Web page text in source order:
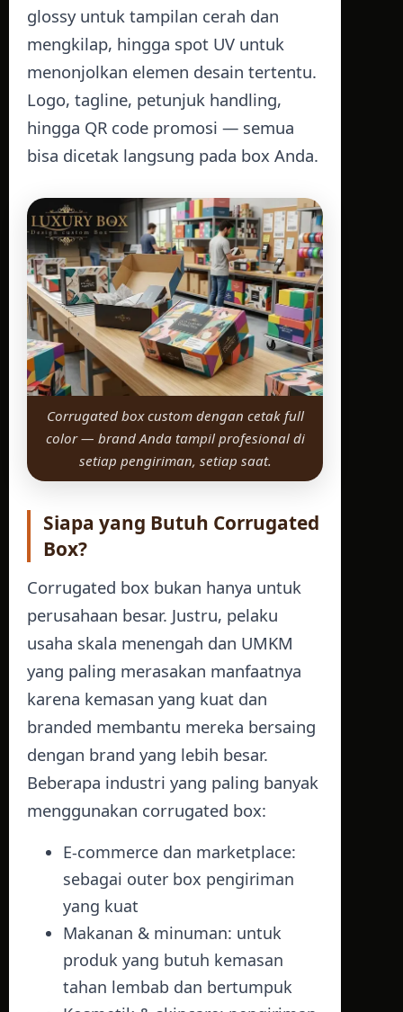
glossy untuk tampilan cerah dan
mengkilap, hingga spot UV untuk
menonjolkan elemen desain tertentu.
Logo, tagline, petunjuk handling,
hingga QR code promosi — semua
bisa dicetak langsung pada box Anda.
Corrugated box custom dengan cetak full
color — brand Anda tampil profesional di
setiap pengiriman, setiap saat.
Siapa yang Butuh Corrugated
Box?
Corrugated box bukan hanya untuk
perusahaan besar. Justru, pelaku
usaha skala menengah dan UMKM
yang paling merasakan manfaatnya
karena kemasan yang kuat dan
branded membantu mereka bersaing
dengan brand yang lebih besar.
Beberapa industri yang paling banyak
menggunakan corrugated box:
E-commerce dan marketplace:
sebagai outer box pengiriman
yang kuat
Makanan & minuman: untuk
produk yang butuh kemasan
tahan lembab dan bertumpuk